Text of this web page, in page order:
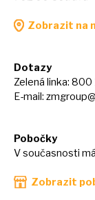
Zobrazit na
Dotazy
Zelená linka:
E-mail:
Pobočky
V současnosti
Zobrazit